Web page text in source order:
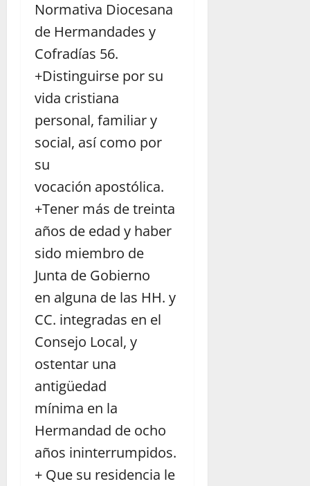
Normativa Diocesana
de Hermandades y
Cofradías 56.
+Distinguirse por su
vida cristiana
personal, familiar y
social, así como por
su
vocación apostólica.
+Tener más de treinta
años de edad y haber
sido miembro de
Junta de Gobierno
en alguna de las HH. y
CC. integradas en el
Consejo Local, y
ostentar una
antigüedad
mínima en la
Hermandad de ocho
años ininterrumpidos.
+ Que su residencia le